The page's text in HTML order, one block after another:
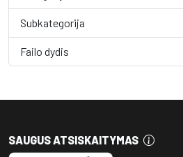
Subkategorija
Failo dydis
SAUGUS ATSISKAITYMAS